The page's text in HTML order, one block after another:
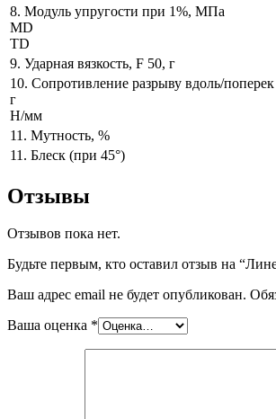
8. Модуль упругости при 1%, МПа
МD
TD
9. Ударная вязкость, F 50, г
10. Сопротивление разрыву вдоль/поперек
г
Н/мм
11. Мутность, %
11. Блеск (при 45°)
Отзывы
Отзывов пока нет.
Будьте первым, кто оставил отзыв на
Ваш адрес email не будет опубликован.
Ваша оценка *